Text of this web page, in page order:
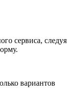
сервиса, следуя
вариантов